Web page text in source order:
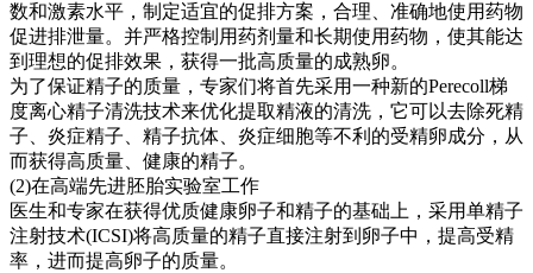
数和激素水平，制定适宜的促排方案，合理、准确地使用药物
促进排泄量。并严格控制用药剂量和长期使用药物，使其能达
到理想的促排效果，获得一批高质量的成熟卵。
为了保证精子的质量，专家们将首先采用一种新的Perecoll梯
度离心精子清洗技术来优化提取精液的清洗，它可以去除死精
子、炎症精子、精子抗体、炎症细胞等不利的受精卵成分，从
而获得高质量、健康的精子。
(2)在高端先进胚胎实验室工作
医生和专家在获得优质健康卵子和精子的基础上，采用单精子
注射技术(ICSI)将高质量的精子直接注射到卵子中，提高受精
率，进而提高卵子的质量。